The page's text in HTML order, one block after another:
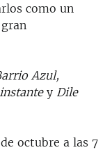
como un
Azul,
y Dile
octubre a las 7